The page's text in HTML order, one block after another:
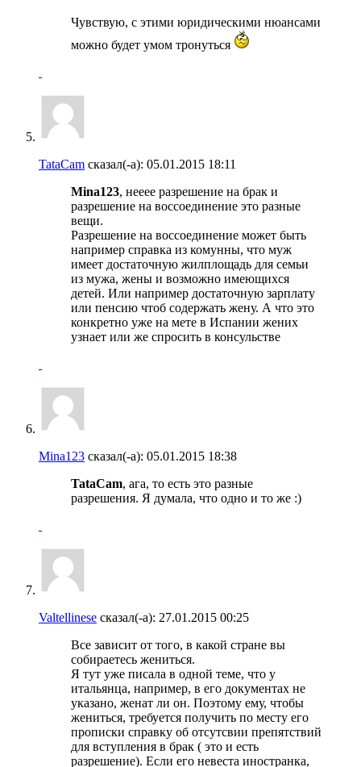
Чувствую, с этими юридическими нюансами
можно будет умом тронуться
TataCam сказал(-а): 05.01.2015 18:11
Mina123, нееее разрешение на брак и
разрешение на воссоединение это разные
вещи.
Разрешение на воссоединение может быть
например справка из комунны, что муж
имеет достаточную жилплощадь для семьи
из мужа, жены и возможно имеющихся
детей. Или например достаточную зарплату
или пенсию чтоб содержать жену. А что это
конкретно уже на мете в Испании жених
узнает или же спросить в консульстве
Mina123 сказал(-а): 05.01.2015 18:38
TataCam, ага, то есть это разные
разрешения. Я думала, что одно и то же :)
Valtellinese сказал(-а): 27.01.2015 00:25
Все зависит от того, в какой стране вы
собираетесь жениться.
Я тут уже писала в одной теме, что у
итальянца, например, в его документах не
указано, женат ли он. Поэтому ему, чтобы
жениться, требуется получить по месту его
прописки справку об отсутсвии препятствий
для вступления в брак ( это и есть
разрешение). Если его невеста иностранка,